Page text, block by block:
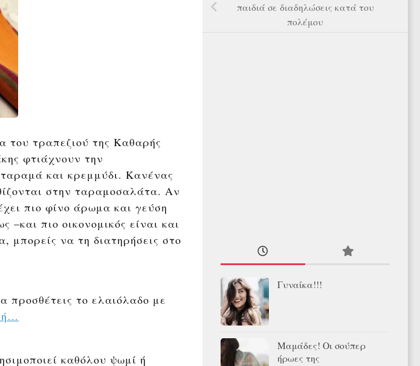
του τραπεζιού της Καθαρής
φτιάχνουν την
και κρεμμύδι. Κανένας
στην ταραμοσαλάτα. Αν
πιο φίνο άρωμα και γεύση
πιο οικονομικός είναι και
να τη διατηρήσεις στο
το ελαιόλαδο με
καθόλου ψωμί ή
παιδιά σε διαδηλώσεις κατά του
πολέμου
Γυναίκα!!!
Μαμάδες! Οι σούπερ
ήρωες της